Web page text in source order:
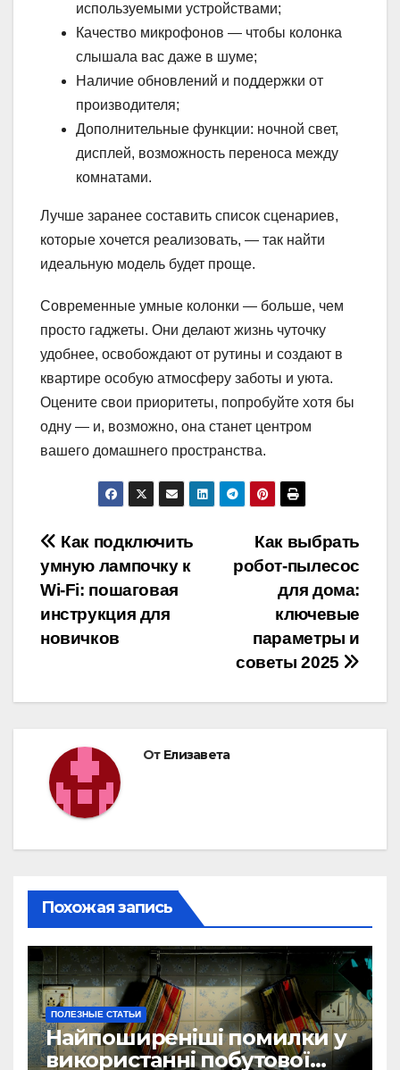
используемыми устройствами;
Качество микрофонов — чтобы колонка
слышала вас даже в шуме;
Наличие обновлений и поддержки от
производителя;
Дополнительные функции: ночной свет,
дисплей, возможность переноса между
комнатами.
Лучше заранее составить список сценариев,
которые хочется реализовать, — так найти
идеальную модель будет проще.
Современные умные колонки — больше, чем
просто гаджеты. Они делают жизнь чуточку
удобнее, освобождают от рутины и создают в
квартире особую атмосферу заботы и уюта.
Оцените свои приоритеты, попробуйте хотя бы
одну — и, возможно, она станет центром
вашего домашнего пространства.
Навигация
по
записям
Как выбрать
робот-пылесос
для дома:
ключевые
параметры и
советы 2025
Как подключить
умную лампочку к
Wi-Fi: пошаговая
инструкция для
новичков
От Елизавета
Похожая запись
ПОЛЕЗНЫЕ СТАТЬИ
Найпоширеніші помилки у
використанні побутової